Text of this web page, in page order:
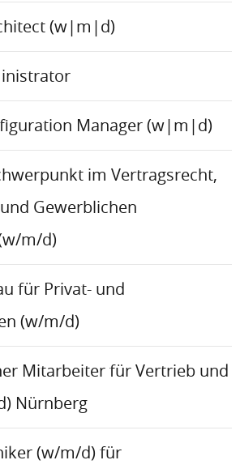
(w|m|d)
Manager (w|m|d)
im Vertragsrecht,
Gewerblichen
m/d)
für Privat- und
(w/m/d)
Mitarbeiter für Vertrieb und
Nürnberg
(w/m/d) für